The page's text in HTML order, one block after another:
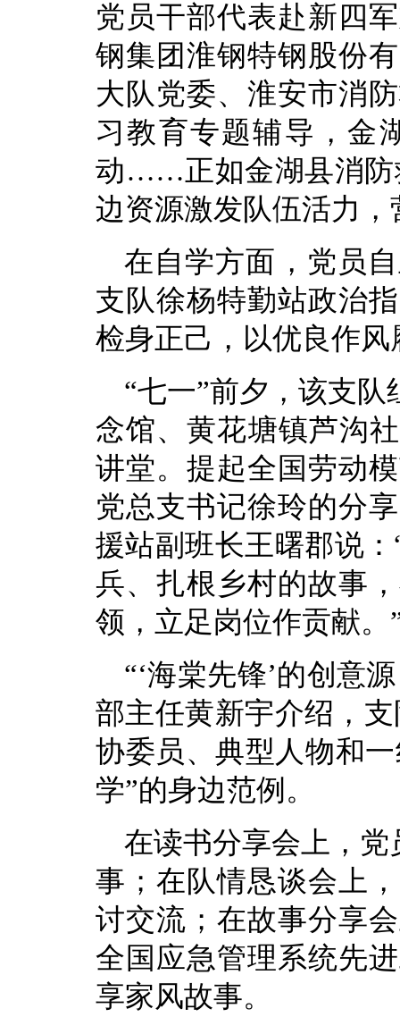
党员干部代表赴新四
钢集团淮钢特钢股份
大队党委、淮安市消
习教育专题辅导，金
动……正如金湖县消防
边资源激发队伍活力
在自学方面，党员
支队徐杨特勤站政治
检身正己，以优良作
“七一”前夕，该支
念馆、黄花塘镇芦沟
讲堂。提起全国劳动
党总支书记徐玲的分
援站副班长王曙郡说
兵、扎根乡村的故事
领，立足岗位作贡献。
“‘海棠先锋’的创意
部主任黄新宇介绍，
协委员、典型人物和
学”的身边范例。
在读书分享会上，党
事；在队情恳谈会上
讨交流；在故事分享
全国应急管理系统先
享家风故事。